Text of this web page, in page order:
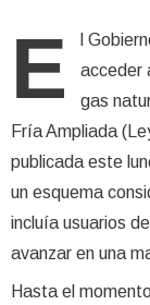
E
l
acceder
gas
Fría Ampliada
publicada este
un esquema
incluía usuarios
avanzar en una
Hasta el